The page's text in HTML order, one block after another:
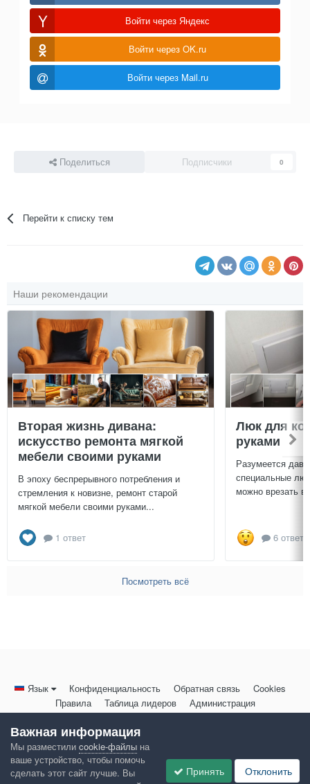
Войти через Яндекс
Войти через OK.ru
Войти через Mail.ru
Поделиться Подписчики 0
Перейти к списку тем
Наши рекомендации
Вторая жизнь дивана:
искусство ремонта мягкой
мебели своими руками
В эпоху беспрерывного потребления и
стремления к новизне, ремонт старой
мягкой мебели своими руками...
1 ответ
Люк для
руками
Разумеется
специальные
можно врезать
6
Посмотреть всё
Язык Конфиденциальность Обратная связь
Cookies
Правила
Таблица лидеров Администрация
Powered by Invision Community
Важная информация
Мы разместили cookie-файлы на
ваше устройство, чтобы помочь
сделать этот сайт лучше. Вы
Принять Отклонить